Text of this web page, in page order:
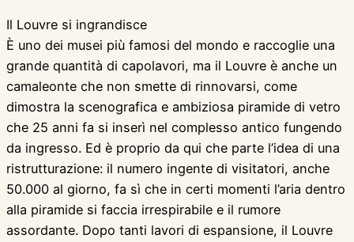
Il Louvre si ingrandisce
È uno dei musei più famosi del mondo e raccoglie una
grande quantità di capolavori, ma il Louvre è anche un
camaleonte che non smette di rinnovarsi, come
dimostra la scenografica e ambiziosa piramide di vetro
che 25 anni fa si inserì nel complesso antico fungendo
da ingresso. Ed è proprio da qui che parte l’idea di una
ristrutturazione: il numero ingente di visitatori, anche
50.000 al giorno, fa sì che in certi momenti l’aria dentro
alla piramide si faccia irrespirabile e il rumore
assordante. Dopo tanti lavori di espansione, il Louvre